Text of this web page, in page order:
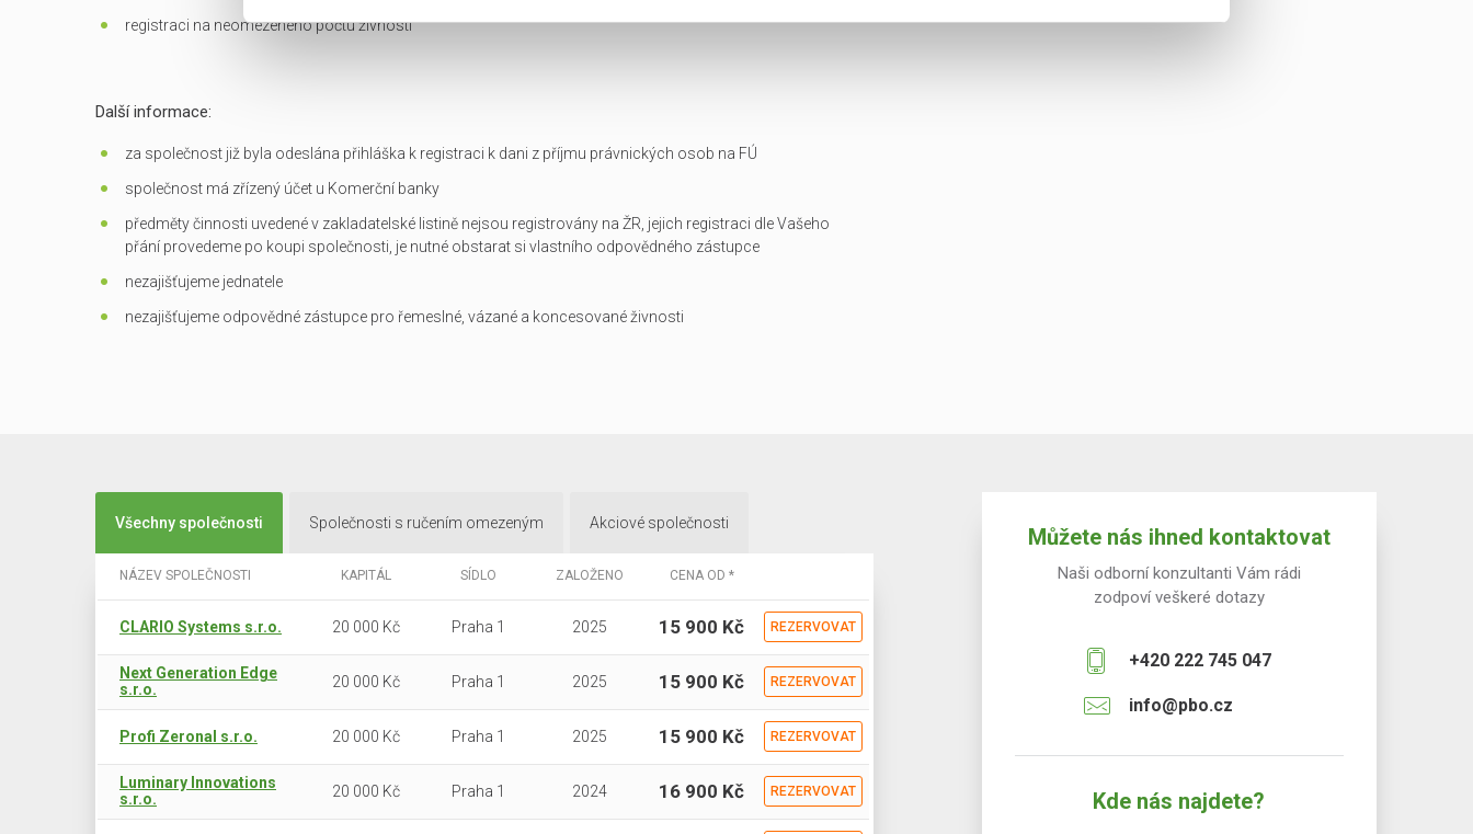
registraci na neomezeného počtu živností
Další informace:
za společnost již byla odeslána přihláška k registraci k dani z příjmu právnických osob na FÚ
společnost má zřízený účet u Komerční banky
předměty činnosti uvedené v zakladatelské listině nejsou registrovány na ŽR, jejich registraci dle Vašeho
přání provedeme po koupi společnosti, je nutné obstarat si vlastního odpovědného zástupce
nezajišťujeme jednatele
nezajišťujeme odpovědné zástupce pro řemeslné, vázané a koncesované živnosti
Všechny společnosti Společnosti s ručením omezeným Akciové společnosti
NÁZEV SPOLEČNOSTI KAPITÁL SÍDLO ZALOŽENO CENA OD *
CLARIO Systems s.r.o. 20 000 Kč Praha 1 2025 15 900 Kč REZERVOVAT
Next Generation Edge
s.r.o.
20 000 Kč Praha 1 2025 15 900 Kč REZERVOVAT
Profi Zeronal s.r.o. 20 000 Kč Praha 1 2025 15 900 Kč REZERVOVAT
Luminary Innovations
s.r.o.
20 000 Kč Praha 1 2024 16 900 Kč REZERVOVAT
Můžete nás ihned kontaktovat
Naši odborní konzultanti Vám rádi
zodpoví veškeré dotazy
+420 222 745 047
info@pbo.cz
Kde nás najdete?